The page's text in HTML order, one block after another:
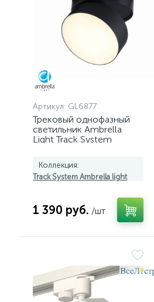
Артикул: GL6877
Трековый однофазный
светильник Ambrella
Light Track System
Коллекция:
Track System Ambrella light
1 390 руб. /шт